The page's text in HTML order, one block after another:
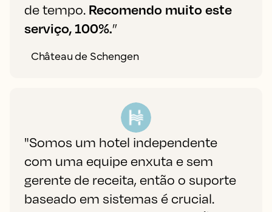
de tempo. Recomendo muito este
serviço, 100%.”
Château de Schengen
"Somos um hotel independente
com uma equipe enxuta e sem
gerente de receita, então o suporte
baseado em sistemas é crucial.